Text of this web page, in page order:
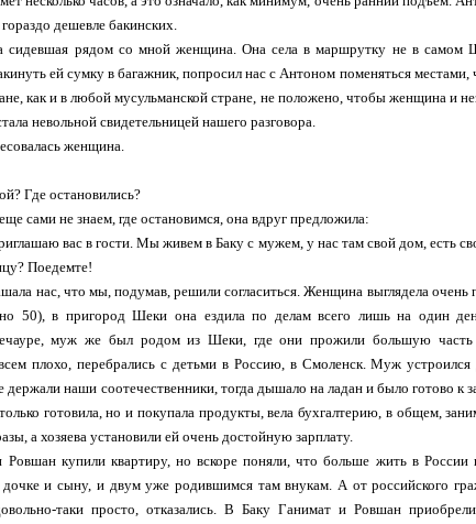
дешевле бакинских.
сидевшая рядом со мной женщина. Она села в маршрутку не в самом
ей сумку в багажник, попросил нас с Антоном поменяться
как и в любой мусульманской стране, не положено, чтобы женщина и
невольной свидетельницей нашего разговора.
женщина.
Где остановились?
сами не знаем, где остановимся, она вдруг предложила:
вас в гости. Мы живем в Баку с мужем, у нас там свой дом, есть
Поедемте!
нас, что мы, подумав, решили согласиться. Женщина выглядела
50), в пригород Шеки она ездила по делам всего лишь на один
муж же был родом из Шеки, где они прожили большую
плохо, перебрались с детьми в Россию, в Смоленск. Муж
держали наши соотечественники, тогда дышало на ладан и было готово
готовила, но и покупала продукты, вела бухгалтерию, в общем,
а хозяева установили ей очень достойную зарплату.
купили квартиру, но вскоре поняли, что больше жить в
и сыну, и двум уже родившимся там внукам. А от российского
таки просто, отказались. В Баку Ганимат и Ровшан